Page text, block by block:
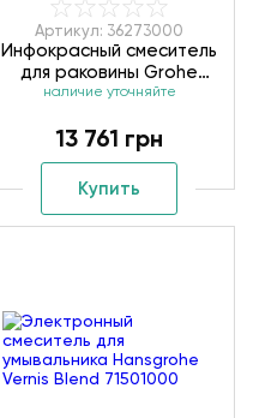
Артикул: 36273000
Инфокрасный смеситель
для раковины Grohe
Euroeco Cosmopolitan E
наличие уточняйте
13 761 грн
Купить